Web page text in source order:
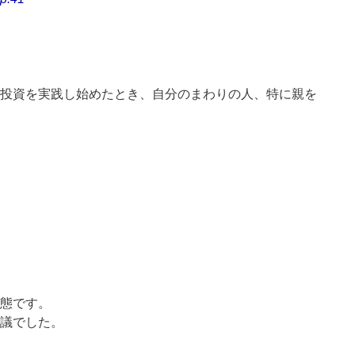
資を実践し始めたとき、自分のまわりの人、特に親を
です。
でした。